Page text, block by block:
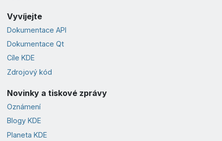
Vyvíjejte
Dokumentace API
Dokumentace Qt
Cíle KDE
Zdrojový kód
Novinky a tiskové zprávy
Oznámení
Blogy KDE
Planeta KDE